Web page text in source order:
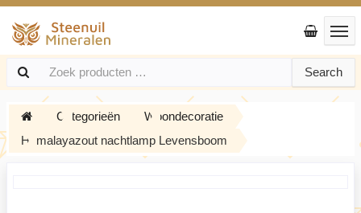
Search
Categorieën
Woondecoratie
Hymalayazout nachtlamp Levensboom